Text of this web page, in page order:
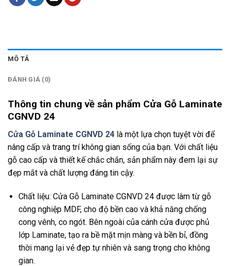
MÔ TẢ
ĐÁNH GIÁ (0)
Thông tin chung về sản phẩm Cửa Gỗ Laminate
CGNVD 24
Cửa Gỗ Laminate CGNVD 24 là một lựa chọn tuyệt vời để
nâng cấp và trang trí không gian sống của bạn. Với chất liệu
gỗ cao cấp và thiết kế chắc chắn, sản phẩm này đem lại sự
đẹp mắt và chất lượng đáng tin cậy.
Chất liệu: Cửa Gỗ Laminate CGNVD 24 được làm từ gỗ
công nghiệp MDF, cho độ bền cao và khả năng chống
cong vênh, co ngót. Bên ngoài của cánh cửa được phủ
lớp Laminate, tạo ra bề mặt mịn màng và bền bỉ, đồng
thời mang lại vẻ đẹp tự nhiên và sang trọng cho không
gian.